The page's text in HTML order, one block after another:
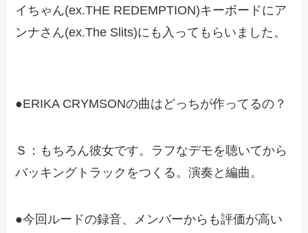
イちゃん(ex.THE REDEMPTION)キーボードにア
ンナさん(ex.The Slits)にも入ってもらいました。
●ERIKA CRYMSONの曲はどっちが作ってるの？
Ｓ：もちろん彼女です。ラフなデモを聴いてから
バッキングトラックをつくる。演奏と編曲。
●今回ルードの録音、メンバーからも評価が高い